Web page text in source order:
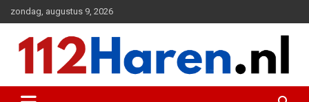
naar
inhoud
zondag, augustus 9, 2026
112 Haren.nl